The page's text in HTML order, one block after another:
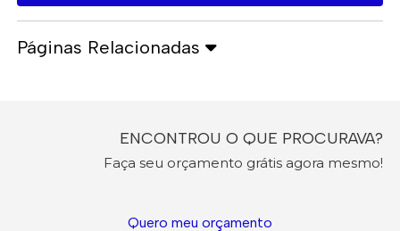
Páginas Relacionadas
ENCONTROU O QUE PROCURAVA?
Faça seu orçamento grátis agora mesmo!
Quero meu orçamento